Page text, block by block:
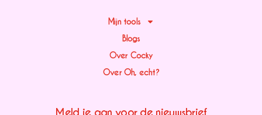
Mijn tools
Blogs
Over Cocky
Over Oh, echt?